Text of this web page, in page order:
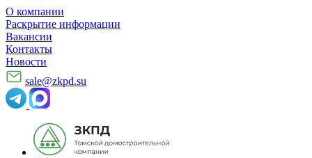
О компании
Раскрытие информации
Вакансии
Контакты
Новости
sale@zkpd.su